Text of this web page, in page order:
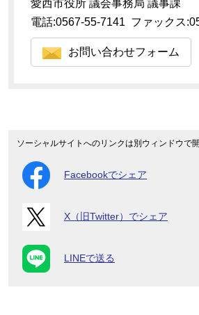
愛西市役所 議会事務局 議事課
電話:0567-55-7141 ファックス
お問い合わせフォーム
ソーシャルサイトへのリンクは別ウィンドウで
Facebookでシェア
X（旧Twitter）でシェア
LINEで送る